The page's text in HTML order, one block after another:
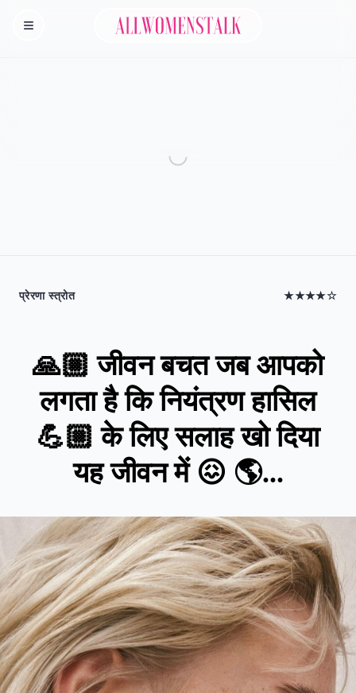
Homepage
Allwomenstalk
प्रेरणा स्त्रोत ★★★★☆
🙏🏼 जीवन बचत जब आपको
लगता है कि नियंत्रण हासिल
💪🏼 के लिए सलाह खो दिया
यह जीवन में 😖 🌎...